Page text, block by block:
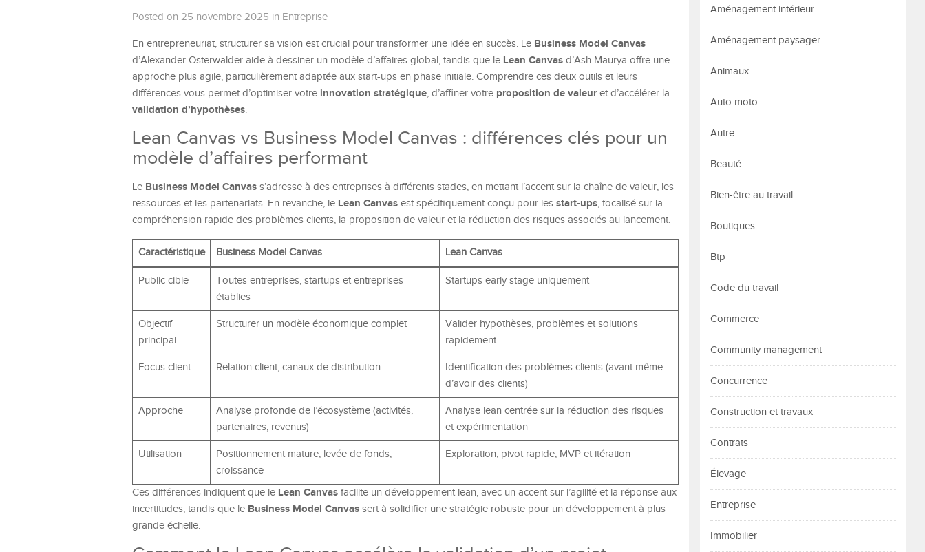
Posted on 25 novembre 2025 in Entreprise
En entrepreneuriat, structurer sa vision est crucial pour transformer une idée en succès. Le Business Model Canvas
d’Alexander Osterwalder aide à dessiner un modèle d’affaires global, tandis que le Lean Canvas d’Ash Maurya offre une
approche plus agile, particulièrement adaptée aux start-ups en phase initiale. Comprendre ces deux outils et leurs
différences vous permet d’optimiser votre innovation stratégique, d’affiner votre proposition de valeuret d’accélérer la
validation d’hypothèses.
Lean Canvas vs Business Model Canvas : différences clés pour un
modèle d’affaires performant
Le Business Model Canvas s’adresse à des entreprises à différents stades, en mettant l’accent sur la chaîne de valeur, les
ressources et les partenariats. En revanche, le Lean Canvas est spécifiquement conçu pour les start-ups, focalisé sur la
compréhension rapide des problèmes clients, la proposition de valeur et la réduction des risques associés au lancement.
Caractéristique Business Model Canvas Lean Canvas
Public cible
Toutes entreprises, startups et entreprises
établies
Startups early stage uniquement
Objectif
principal
Structurer un modèle économique complet
Valider hypothèses, problèmes et solutions
rapidement
Focus client Relation client, canaux de distribution
Identification des problèmes clients (avant même
d’avoir des clients)
Approche
Analyse profonde de l’écosystème (activités,
partenaires, revenus)
Analyse lean centrée sur la réduction des risques
et expérimentation
Utilisation
Positionnement mature, levée de fonds,
croissance
Exploration, pivot rapide, MVP et itération
Ces différences indiquent que le Lean Canvas facilite un développement lean, avec un accent sur l’agilité et la réponse aux
incertitudes, tandis que le Business Model Canvas sert à solidifier une stratégie robuste pour un développement à plus
grande échelle.
Aménagement intérieur
Aménagement paysager
Animaux
Auto moto
Autre
Beauté
Bien-être au travail
Boutiques
Btp
Code du travail
Commerce
Community management
Concurrence
Construction et travaux
Contrats
Élevage
Entreprise
Immobilier